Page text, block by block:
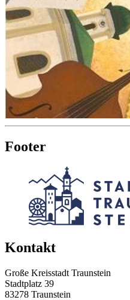
Footer
Kontakt
Große Kreisstadt Traunstein
Stadtplatz 39
83278 Traunstein